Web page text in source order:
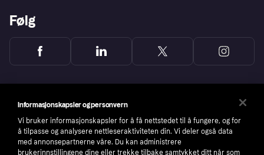
Følg
Informasjonskapsler og personvern
Vi bruker informasjonskapsler for å få nettstedet til å fungere, og for
å tilpasse og analysere nettleseraktiviteten din. Vi deler også data
med annonsepartnerne våre. Du kan administrere
brukerinnstillingene dine eller trekke tilbake samtykket ditt når som